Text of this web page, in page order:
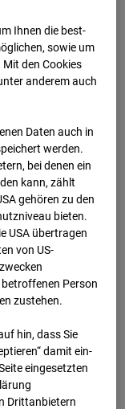
Ihnen die best­
sowie um
den Cookies
anderem auch
Daten auch in
werden.
bei denen ein
kann, zählt
gehören zu den
bieten.
USA übertragen
von US-
Person
zustehen.
hin, dass Sie
damit ein­
eingesetzten
Drittanbietern